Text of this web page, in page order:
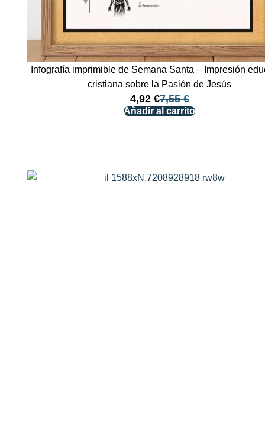
Infografía imprimible de Semana Santa – Impresión
cristiana sobre la Pasión de Jesús
7,55€
4,92 €
Añadir al carrito